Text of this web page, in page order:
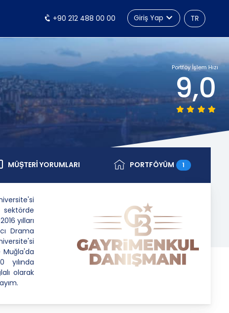
TR
+90 212 488 00 00 Giriş Yap
Portföy İşlem Hızı
9,0
MÜŞTERİ YORUMLARI PORTFÖYÜM 1
sektörde
yılları
Drama
yılında
olarak